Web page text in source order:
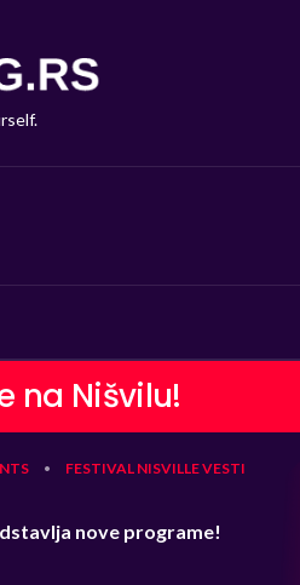
na Nišvilu!
• FESTIVAL NISVILLEVESTI
nove programe!